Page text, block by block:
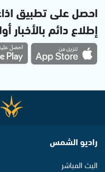
احصل على تطبيق
إطلاع دائم بالأخبار
راديو الشمس
البث المباشر